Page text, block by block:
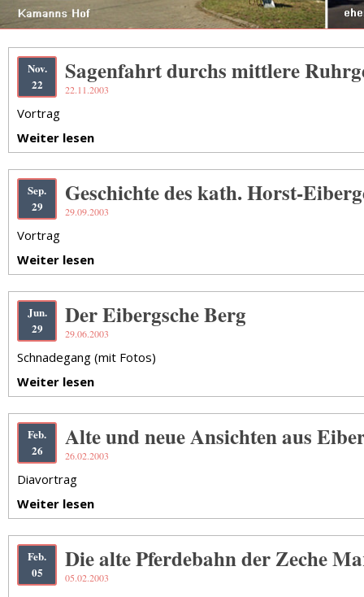
Nov.
22
Sagenfahrt durchs mittlere
22.11.2003
Vortrag
Weiter lesen
Sep.
29
Geschichte des kath. Horst-
29.09.2003
Vortrag
Weiter lesen
Jun.
29
Der Eibergsche Berg
29.06.2003
Schnadegang (mit Fotos)
Weiter lesen
Feb.
26
Alte und neue Ansichten aus
26.02.2003
Diavortrag
Weiter lesen
Feb.
05
Die alte Pferdebahn der Zeche
05.02.2003